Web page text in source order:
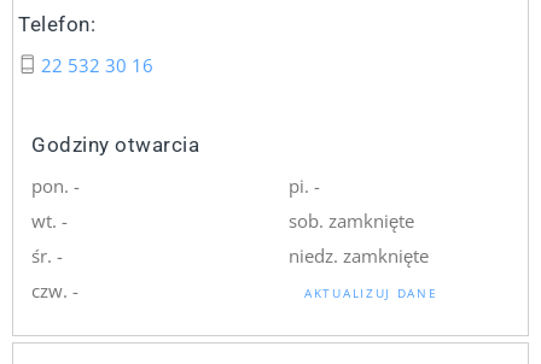
Telefon:
22 532 30 16
Godziny otwarcia
pon. -
wt. -
śr. -
czw. -
pi. -
sob. zamknięte
niedz. zamknięte
AKTUALIZUJ DANE